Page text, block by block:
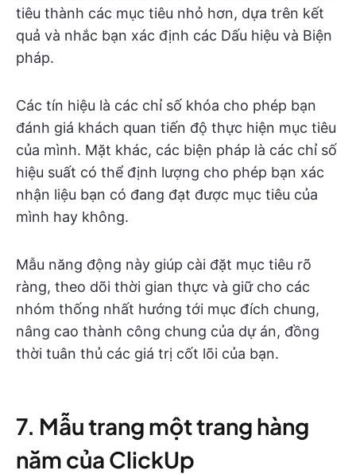
tiêu thành các mục tiêu nhỏ hơn, dựa trên kết
quả và nhắc bạn xác định các Dấu hiệu và Biện
pháp.
Các tín hiệu là các chỉ số khóa cho phép bạn
đánh giá khách quan tiến độ thực hiện mục tiêu
của mình. Mặt khác, các biện pháp là các chỉ số
hiệu suất có thể định lượng cho phép bạn xác
nhận liệu bạn có đang đạt được mục tiêu của
mình hay không.
Mẫu năng động này giúp cài đặt mục tiêu rõ
ràng, theo dõi thời gian thực và giữ cho các
nhóm thống nhất hướng tới mục đích chung,
nâng cao thành công chung của dự án, đồng
thời tuân thủ các giá trị cốt lõi của bạn.
7. Mẫu trang một trang hàng
năm của ClickUp